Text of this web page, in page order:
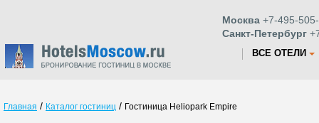
Москва +7-495-
Санкт-Петербург
ВСЕ ОТЕЛИ
Главная / Каталог гостиниц / Гостиница Heliopark Empire